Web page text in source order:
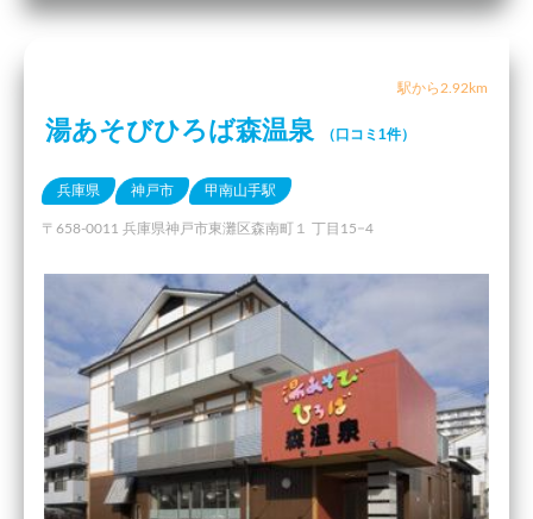
駅から2.92km
湯あそびひろば森温泉 （口コミ1件）
兵庫県 神戸市 甲南山手駅
〒658-0011 兵庫県神戸市東灘区森南町１ 丁目15−4